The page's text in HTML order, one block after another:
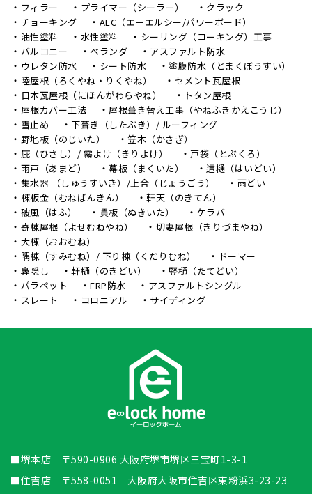
フィラー プライマー（シーラー）
クラック
チョーキング
ALC（エーエルシー/パワーボード）
油性塗料
水性塗料
シーリング（コーキング）工事
バルコニー
ベランダ
アスファルト防水
ウレタン防水
シート防水
塗膜防水（とまくぼうすい）
陸屋根（ろくやね・りくやね）
セメント瓦屋根
日本瓦屋根（にほんがわらやね）
トタン屋根
屋根カバー工法
屋根葺き替え工事（やねふきかえこうじ）
雪止め
下葺き（したぶき）/ ルーフィング
野地板（のじいた）
笠木（かさぎ）
庇（ひさし）/ 霧よけ（きりよけ）
戸袋（とぶくろ）
雨戸（あまど）
幕板（まくいた）
這樋（はいどい）
集水器 （しゅうすいき）/上合（じょうごう）
雨どい
棟板金（むねばんきん）
軒天（のきてん）
破風（はふ）
貫板（ぬきいた）
ケラバ
寄棟屋根（よせむねやね）
切妻屋根（きりづまやね）
大棟（おおむね）
隅棟（すみむね）/ 下り棟（くだりむね）
ドーマー
鼻隠し
軒樋（のきどい）
竪樋（たてどい）
パラペット
FRP防水
アスファルトシングル
スレート
コロニアル サイディング
■堺本店 〒590-0906 大阪府堺市堺区三宝町1-3-1
■住吉店 〒558-0051 大阪府大阪市住吉区東粉浜3-23-23